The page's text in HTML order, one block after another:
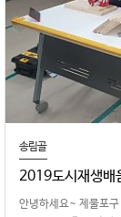
송림골
2019도시재생배
안녕하 세요~ 제물포